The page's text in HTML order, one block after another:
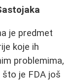
je predmet
koje ih
problemima,
što je FDA još